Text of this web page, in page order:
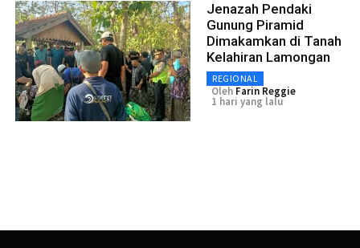
Jenazah Pendaki
Gunung Piramid
Dimakamkan di Tanah
Kelahiran Lamongan
REGIONAL
Oleh Farin Reggie
1 hari yang lalu